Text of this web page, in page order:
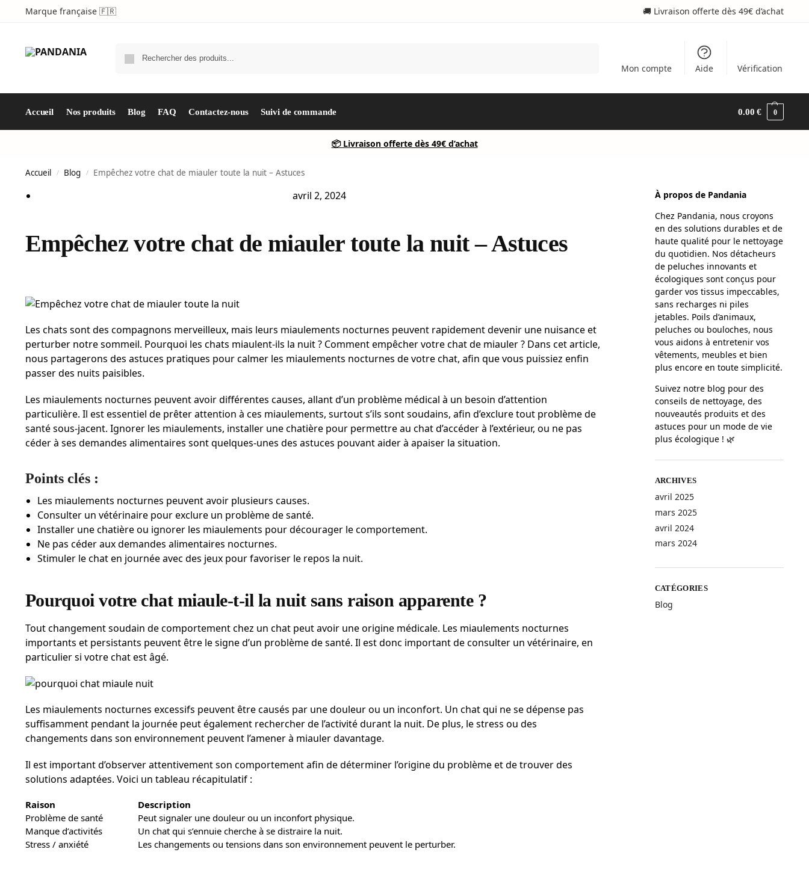
Marque française 🇫🇷 🚚 Livraison offerte dès 49€ d’achat
Mon compte Aide Vérification
Accueil Nos produits Blog FAQ Contactez-nous Suivi de commande 0.00€ 0
📦 Livraison offerte dès 49€ d’achat
Accueil / Blog / Empêchez votre chat de miauler toute la nuit – Astuces
avril 2, 2024
Empêchez votre chat de miauler toute la nuit – Astuces
Les chats sont des compagnons merveilleux, mais leurs miaulements nocturnes peuvent rapidement devenir une nuisance et
perturber notre sommeil. Pourquoi les chats miaulent-ils la nuit ? Comment empêcher votre chat de miauler ? Dans cet article,
nous partagerons des astuces pratiques pour calmer les miaulements nocturnes de votre chat, afin que vous puissiez enfin
passer des nuits paisibles.
Les miaulements nocturnes peuvent avoir différentes causes, allant d’un problème médical à un besoin d’attention
particulière. Il est essentiel de prêter attention à ces miaulements, surtout s’ils sont soudains, afin d’exclure tout problème de
santé sous-jacent. Ignorer les miaulements, installer une chatière pour permettre au chat d’accéder à l’extérieur, ou ne pas
céder à ses demandes alimentaires sont quelques-unes des astuces pouvant aider à apaiser la situation.
Points clés :
Les miaulements nocturnes peuvent avoir plusieurs causes.
Consulter un vétérinaire pour exclure un problème de santé.
Installer une chatière ou ignorer les miaulements pour décourager le comportement.
Ne pas céder aux demandes alimentaires nocturnes.
Stimuler le chat en journée avec des jeux pour favoriser le repos la nuit.
Pourquoi votre chat miaule-t-il la nuit sans raison apparente ?
Tout changement soudain de comportement chez un chat peut avoir une origine médicale. Les miaulements nocturnes
importants et persistants peuvent être le signe d’un problème de santé. Il est donc important de consulter un vétérinaire, en
particulier si votre chat est âgé.
Les miaulements nocturnes excessifs peuvent être causés par une douleur ou un inconfort. Un chat qui ne se dépense pas
suffisamment pendant la journée peut également rechercher de l’activité durant la nuit. De plus, le stress ou des
changements dans son environnement peuvent l’amener à miauler davantage.
Il est important d’observer attentivement son comportement afin de déterminer l’origine du problème et de trouver des
solutions adaptées. Voici un tableau récapitulatif :
Raison
Description
Problème de santé
Peut signaler une douleur ou un inconfort physique.
Manque d’activités
Un chat qui s’ennuie cherche à se distraire la nuit.
Stress / anxiété
Les changements ou tensions dans son environnement peuvent le perturber.
À propos de Pandania
Chez Pandania, nous croyons
en des solutions durables et de
haute qualité pour le nettoyage
du quotidien. Nos détacheurs
de peluches innovants et
écologiques sont conçus pour
garder vos tissus impeccables,
sans recharges ni piles
jetables. Poils d’animaux,
peluches ou bouloches, nous
vous aidons à entretenir vos
vêtements, meubles et bien
plus encore en toute simplicité.
Suivez notre blog pour des
conseils de nettoyage, des
nouveautés produits et des
astuces pour un mode de vie
plus écologique ! 🌿
ARCHIVES
avril 2025
mars 2025
avril 2024
mars 2024
CATÉGORIES
Blog